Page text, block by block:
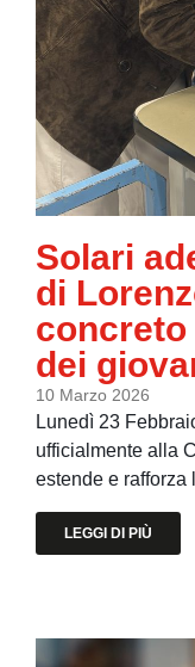
Solari
di
concreto
dei
10 Marzo 2026
Lunedì 23
ufficialmente alla
estende e rafforza
LEGGI DI PIÙ